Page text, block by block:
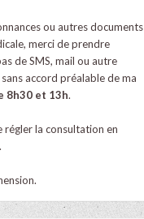
ou autres documents
merci de prendre
de SMS, mail ou autre
accord préalable de ma
8h30 et 13h.
régler la consultation en